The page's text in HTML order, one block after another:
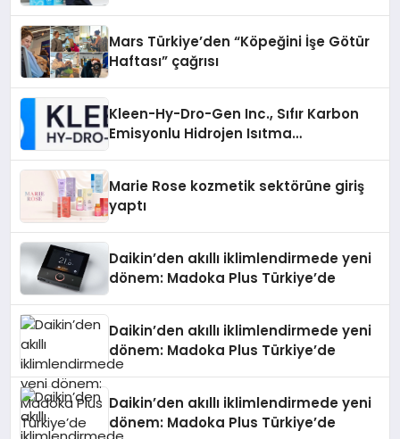
Mars Türkiye’den “Köpeğini İşe Götür
Haftası” çağrısı
Kleen-Hy-Dro-Gen Inc., Sıfır Karbon
Emisyonlu Hidrojen Isıtma
Marie Rose kozmetik sektörüne giriş
yaptı
Daikin’den akıllı iklimlendirmede yeni
dönem: Madoka Plus Türkiye’de
Daikin’den akıllı iklimlendirmede yeni
dönem: Madoka Plus Türkiye’de
Daikin’den akıllı iklimlendirmede yeni
dönem: Madoka Plus Türkiye’de